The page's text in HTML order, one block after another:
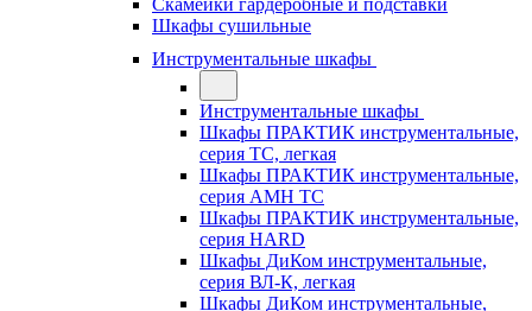
Скамейки гардеробные и подставки
Шкафы сушильные
Инструментальные шкафы
Инструментальные шкафы
Шкафы ПРАКТИК инструментальные,
серия ТC, легкая
Шкафы ПРАКТИК инструментальные,
серия AMH TC
Шкафы ПРАКТИК инструментальные,
серия HARD
Шкафы ДиКом инструментальные,
cерия ВЛ-К, легкая
Шкафы ДиКом инструментальные,